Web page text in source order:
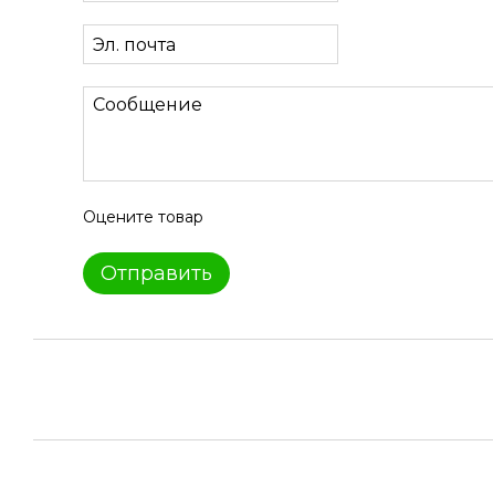
Оцените товар
Отправить